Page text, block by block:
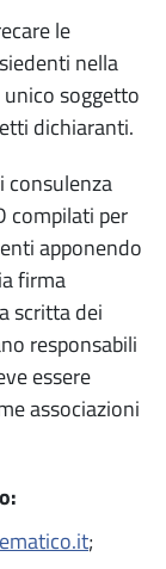
le
nella
soggetto
dichiaranti.
consulenza
compilati per
apponendo
firma
scritta dei
responsabili
essere
associazioni
;